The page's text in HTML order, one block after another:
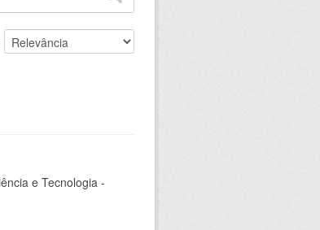
e Tecnologia -